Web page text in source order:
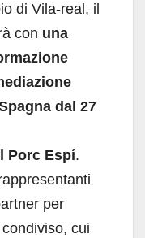
di Vila-real, il
con una
dal 27
Porc Espí.
per
cui